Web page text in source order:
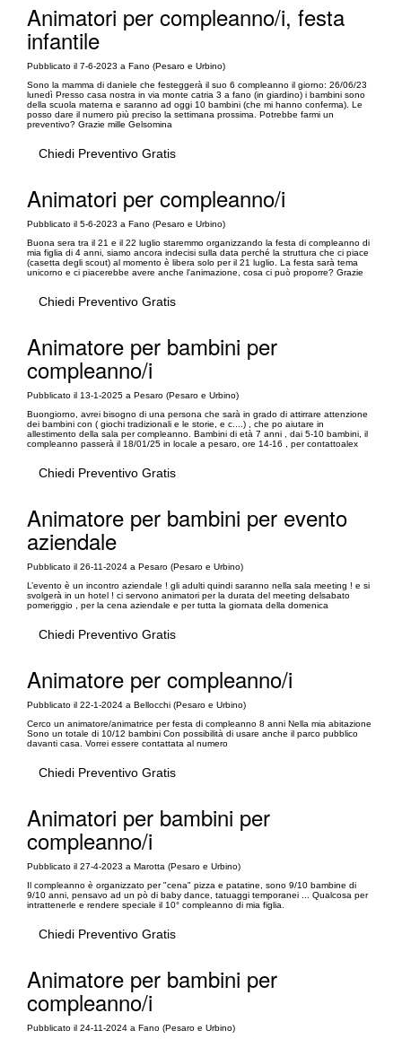
Animatori per compleanno/i, festa
infantile
Pubblicato il 7-6-2023 a Fano (Pesaro e Urbino)
Sono la mamma di daniele che festeggerà il suo 6 compleanno il giorno: 26/06/23
lunedì Presso casa nostra in via monte catria 3 a fano (in giardino) i bambini sono
della scuola materna e saranno ad oggi 10 bambini (che mi hanno conferma). Le
posso dare il numero più preciso la settimana prossima. Potrebbe farmi un
preventivo? Grazie mille Gelsomina
Chiedi Preventivo Gratis
Animatori per compleanno/i
Pubblicato il 5-6-2023 a Fano (Pesaro e Urbino)
Buona sera tra il 21 e il 22 luglio staremmo organizzando la festa di compleanno di
mia figlia di 4 anni, siamo ancora indecisi sulla data perché la struttura che ci piace
(casetta degli scout) al momento è libera solo per il 21 luglio. La festa sarà tema
unicorno e ci piacerebbe avere anche l'animazione, cosa ci può proporre? Grazie
Chiedi Preventivo Gratis
Animatore per bambini per
compleanno/i
Pubblicato il 13-1-2025 a Pesaro (Pesaro e Urbino)
Buongiorno, avrei bisogno di una persona che sarà in grado di attirrare attenzione
dei bambini con ( giochi tradizionali e le storie, e c....) , che po aiutare in
allestimento della sala per compleanno. Bambini di età 7 anni , dai 5-10 bambini, il
compleanno passerà il 18/01/25 in locale a pesaro, ore 14-16 , per contattoalex
Chiedi Preventivo Gratis
Animatore per bambini per evento
aziendale
Pubblicato il 26-11-2024 a Pesaro (Pesaro e Urbino)
L’evento è un incontro aziendale ! gli adulti quindi saranno nella sala meeting ! e si
svolgerà in un hotel ! ci servono animatori per la durata del meeting delsabato
pomeriggio , per la cena aziendale e per tutta la giornata della domenica
Chiedi Preventivo Gratis
Animatore per compleanno/i
Pubblicato il 22-1-2024 a Bellocchi (Pesaro e Urbino)
Cerco un animatore/animatrice per festa di compleanno 8 anni Nella mia abitazione
Sono un totale di 10/12 bambini Con possibilità di usare anche il parco pubblico
davanti casa. Vorrei essere contattata al numero
Chiedi Preventivo Gratis
Animatori per bambini per
compleanno/i
Pubblicato il 27-4-2023 a Marotta (Pesaro e Urbino)
Il compleanno è organizzato per "cena" pizza e patatine, sono 9/10 bambine di
9/10 anni, pensavo ad un pò di baby dance, tatuaggi temporanei ... Qualcosa per
intrattenerle e rendere speciale il 10° compleanno di mia figlia.
Chiedi Preventivo Gratis
Animatore per bambini per
compleanno/i
Pubblicato il 24-11-2024 a Fano (Pesaro e Urbino)